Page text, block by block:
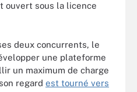
ouvert sous la licence
deux concurrents, le
une plateforme
un maximum de charge
regard est tourné vers